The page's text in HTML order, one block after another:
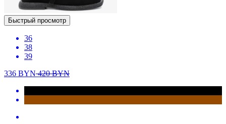
Быстрый просмотр
36
38
39
336 BYN420BYN